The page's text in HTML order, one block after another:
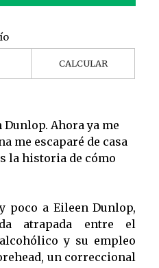
CALCULAR
Ahora ya me
me escaparé de casa
la historia de cómo
poco a Eileen Dunlop,
atrapada entre el
y su empleo
un correccional